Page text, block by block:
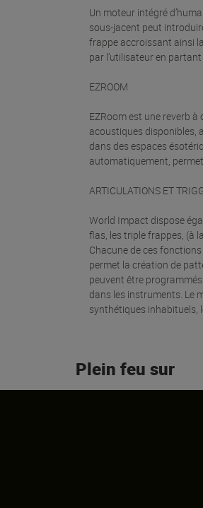
Un moteur intégré
sous-jacent peut
frappe accroissant ainsi
par l’utilisateur en
EZROOM
EZRoom est une reverb
acoustiques disponibles,
dans des espaces
automatiquement,
ARTICULATIONS ET
World Impact dispose
flas, les triple frappes, (à
Chacune de ces
permet la création de
peuvent être
dans les instruments. Le
synthétiques inhabituels,
Plein feu sur